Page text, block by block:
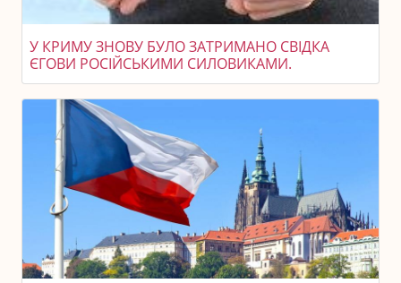
У КРИМУ ЗНОВУ БУЛО ЗАТРИМАНО СВІДКА
ЄГОВИ РОСІЙСЬКИМИ СИЛОВИКАМИ.